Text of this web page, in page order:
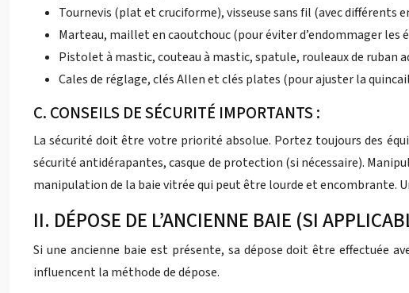
Tournevis (plat et cruciforme), visseuse sans fil (avec différents
Marteau, maillet en caoutchouc (pour éviter d’endommager les
Pistolet à mastic, couteau à mastic, spatule, rouleaux de ruban
Cales de réglage, clés Allen et clés plates (pour ajuster la
C. CONSEILS DE SÉCURITÉ IMPORTANTS :
La sécurité doit être votre priorité absolue. Portez toujours des
sécurité antidérapantes, casque de protection (si nécessaire).
manipulation de la baie vitrée qui peut être lourde et encombrante.
II. DÉPOSE DE L’ANCIENNE BAIE (SI
Si une ancienne baie est présente, sa dépose doit être effectuée
influencent la méthode de dépose.